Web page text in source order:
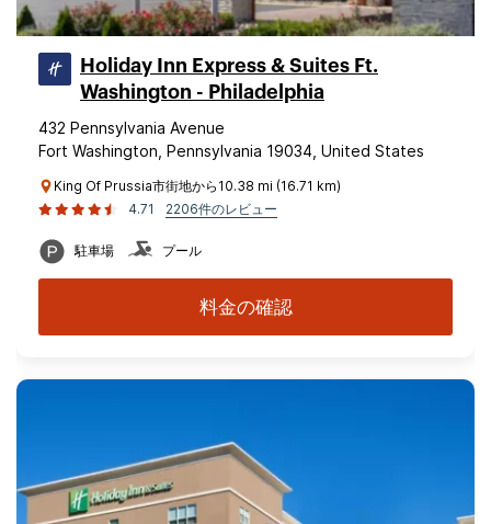
Holiday Inn Express & Suites Ft.
Washington - Philadelphia
432 Pennsylvania Avenue
Fort Washington, Pennsylvania 19034, United States
King Of Prussia市街地から10.38 mi (16.71 km)
4.71
2206件のレビュー
駐車場 プール
料金の確認